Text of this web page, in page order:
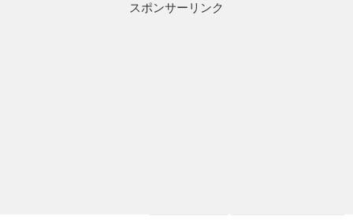
スポンサーリンク